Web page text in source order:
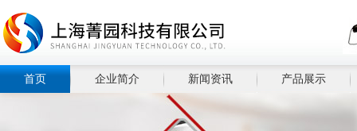
首页 企业简介 新闻资讯 产品展示